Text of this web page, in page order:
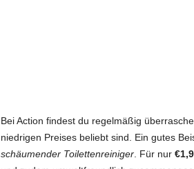
d
Bei Action findest du regelmäßig
niedrigen Preises beliebt sind. Ein gutes
schäumender Toilettenreiniger. Für nur